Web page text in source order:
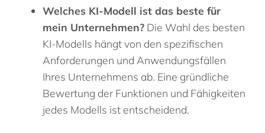
Welches KI-Modell ist das beste für
mein Unternehmen? Die Wahl des besten
KI-Modells hängt von den spezifischen
Anforderungen und Anwendungsfällen
Ihres Unternehmens ab. Eine gründliche
Bewertung der Funktionen und Fähigkeiten
jedes Modells ist entscheidend.